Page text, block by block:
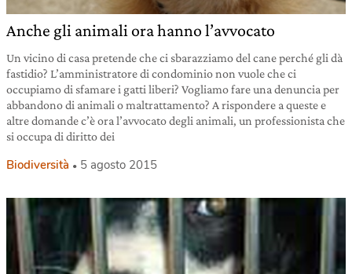
Anche gli animali ora hanno l’avvocato
Un vicino di casa pretende che ci sbarazziamo del cane perché gli dà
fastidio? L’amministratore di condominio non vuole che ci
occupiamo di sfamare i gatti liberi? Vogliamo fare una denuncia per
abbandono di animali o maltrattamento? A rispondere a queste e
altre domande c’è ora l’avvocato degli animali, un professionista che
si occupa di diritto dei
Biodiversità 5 agosto 2015